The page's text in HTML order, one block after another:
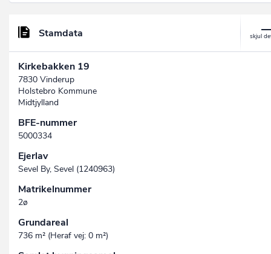
Stamdata
Kirkebakken 19
7830 Vinderup
Holstebro Kommune
Midtjylland
BFE-nummer
5000334
Ejerlav
Sevel By, Sevel (1240963)
Matrikelnummer
2ø
Grundareal
736 m² (Heraf vej: 0 m²)